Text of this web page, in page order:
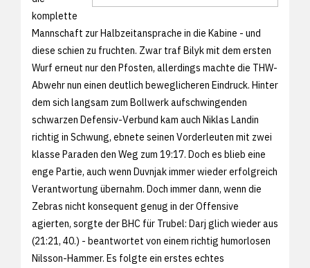
komplette
Mannschaft zur Halbzeitansprache in die Kabine - und
diese schien zu fruchten. Zwar traf Bilyk mit dem ersten
Wurf erneut nur den Pfosten, allerdings machte die THW-
Abwehr nun einen deutlich beweglicheren Eindruck. Hinter
dem sich langsam zum Bollwerk aufschwingenden
schwarzen Defensiv-Verbund kam auch Niklas Landin
richtig in Schwung, ebnete seinen Vorderleuten mit zwei
klasse Paraden den Weg zum 19:17. Doch es blieb eine
enge Partie, auch wenn Duvnjak immer wieder erfolgreich
Verantwortung übernahm. Doch immer dann, wenn die
Zebras nicht konsequent genug in der Offensive
agierten, sorgte der BHC für Trubel: Darj glich wieder aus
(21:21, 40.) - beantwortet von einem richtig humorlosen
Nilsson-Hammer. Es folgte ein erstes echtes